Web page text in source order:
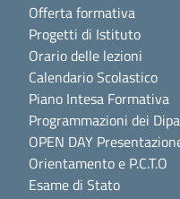
Offerta formativa
Progetti di Istituto
Orario delle lezioni
Calendario Scolastico
Piano Intesa Formativa
Programmazioni dei
OPEN DAY
Orientamento e P.C.T.O
Esame di Stato